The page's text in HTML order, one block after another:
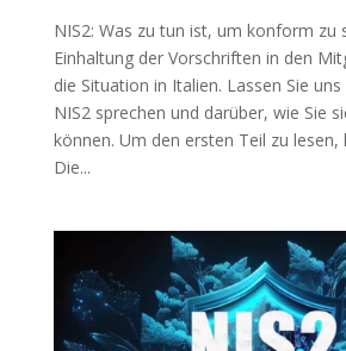
NIS2: Was zu tun ist, um konform zu
Einhaltung der Vorschriften in den
die Situation in Italien. Lassen Sie
NIS2 sprechen und darüber, wie Sie
können. Um den ersten Teil zu lesen,
Die...